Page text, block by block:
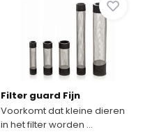
Filter guard Fijn
Voorkomt dat kleine dieren
in het filter worden ...